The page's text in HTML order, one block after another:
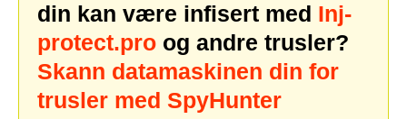
din kan være infisert med Inj-
protect.pro og andre trusler?
Skann datamaskinen din for
trusler med SpyHunter